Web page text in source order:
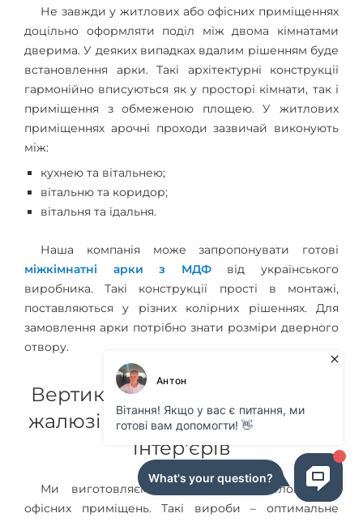
Не завжди у житлових або офісних приміщеннях
доцільно оформляти поділ між двома кімнатами
дверима. У деяких випадках вдалим рішенням буде
встановлення арки. Такі архітектурні конструкції
гармонійно вписуються як у просторі кімнати, так і
приміщення з обмеженою площею. У житлових
приміщеннях арочні проходи зазвичай виконують
між:
кухнею та вітальнею;
вітальню та коридор;
вітальня та їдальня.
Наша компанія може запропонувати готові
міжкімнатні арки з МДФвід українського
виробника. Такі конструкції прості в монтажі,
поставляються у різних колірних рішеннях. Для
замовлення арки потрібно знати розміри дверного
отвору.
Вертикальні та горизонтальні
жалюзі – сучасне рішення для
інтер'єрів
Ми виготовляємо жалюзі для житлових та
офісних приміщень. Такі вироби – оптимальне